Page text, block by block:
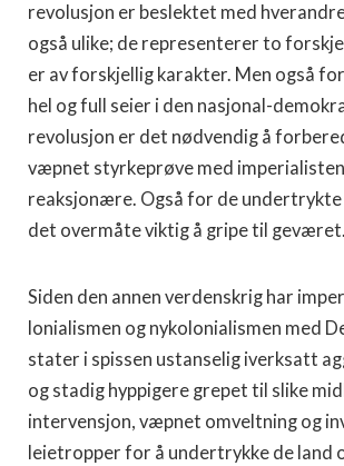
revolusjon er beslektet med
også ulike; de representerer to
er av for­skjellig karakter. Men også
hel og full seier i den nasjonal-
revolusjon er det nødvendig å
væpnet styrkeprøve med
reaksjonære. Også for de undertrykte
det overmåte viktig å gripe til geværet.
Siden den annen verdenskrig har
lonialismen og nykolonialismen med
stater i spissen ustanselig iverksatt
og stadig hyppigere grepet til slike
interven­sjon, væpnet omveltning og
leietropper for å undertrykke de land